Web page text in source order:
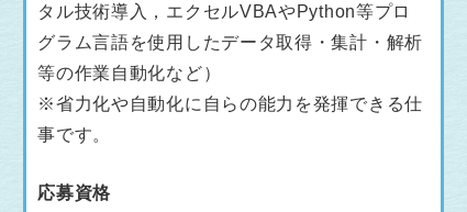
タル技術導入，エクセルVBAやPython等プロ
グラム言語を使用したデータ取得・集計・解析
等の作業自動化など）
※省力化や自動化に自らの能力を発揮できる仕
事です。
応募資格